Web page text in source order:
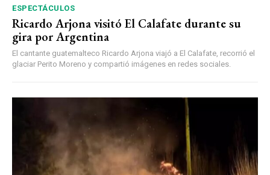
ESPECTÁCULOS
Ricardo Arjona visitó El Calafate durante su
gira por Argentina
El cantante guatemalteco Ricardo Arjona viajó a El Calafate, recorrió el
glaciar Perito Moreno y compartió imágenes en redes sociales.